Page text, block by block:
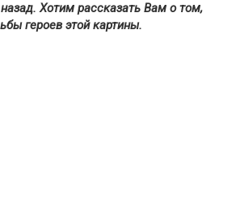
Хотим рассказать Вам о том,
героев этой картины.